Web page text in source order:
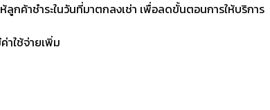
ลูกค้าชำระในวันที่มาตกลงเช่า เพื่อลดขั้นตอนการให้บริการ
าใช้จ่ายเพิ่ม